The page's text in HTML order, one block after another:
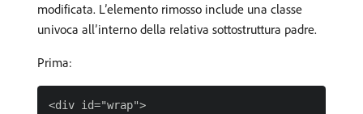
modificata. L’elemento rimosso include una classe
univoca all’interno della relativa sottostruttura padre.
Prima:
<div id="wrap">